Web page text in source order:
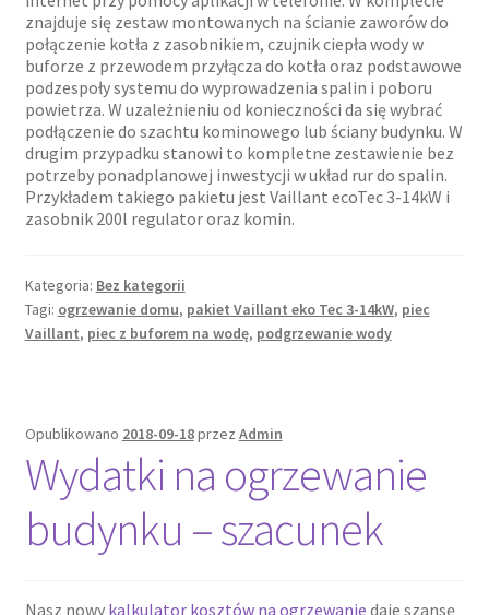
znajduje się zestaw montowanych na ścianie zaworów do
połączenie kotła z zasobnikiem, czujnik ciepła wody w
buforze z przewodem przyłącza do kotła oraz podstawowe
podzespoły systemu do wyprowadzenia spalin i poboru
powietrza. W uzależnieniu od konieczności da się wybrać
podłączenie do szachtu kominowego lub ściany budynku. W
drugim przypadku stanowi to kompletne zestawienie bez
potrzeby ponadplanowej inwestycji w układ rur do spalin.
Przykładem takiego pakietu jest Vaillant ecoTec 3-14kW i
zasobnik 200l regulator oraz komin.
Kategoria: Bez kategorii
Tagi: ogrzewanie domu, pakiet Vaillant eko Tec 3-14kW, piec
Vaillant, piec z buforem na wodę, podgrzewanie wody
Opublikowano 2018-09-18przez Admin
Wydatki na ogrzewanie
budynku – szacunek
Nasz nowy kalkulator kosztów na ogrzewanie daje szansę